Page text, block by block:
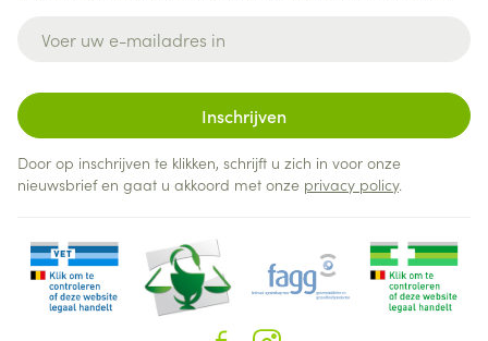
Inschrijven
Door op inschrijven te klikken, schrijft u zich in voor onze
nieuwsbrief en gaat u akkoord met onze privacy policy.